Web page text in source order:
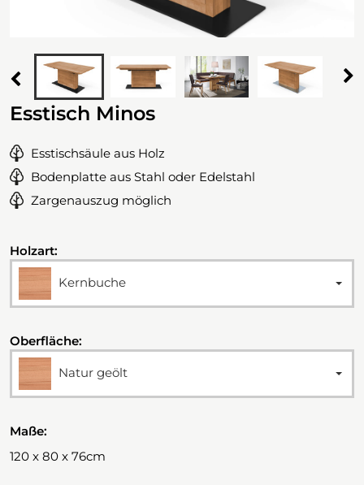
Esstisch Minos
Esstischsäule aus Holz
Bodenplatte aus Stahl oder Edelstahl
Zargenauszug möglich
Holzart:
Kernbuche
Oberfläche:
Natur geölt
Maße:
120 x 80 x 76cm